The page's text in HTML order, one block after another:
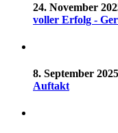
24. November
voller Erfolg -
8. September 2025
Auftakt